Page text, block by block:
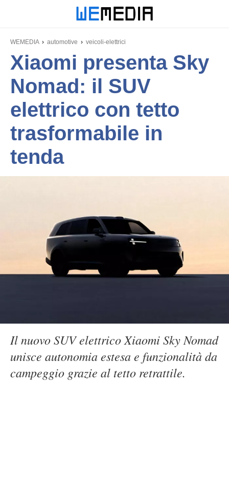
WEMEDIA automotive veicoli-elettrici
Xiaomi presenta Sky
Nomad: il SUV
elettrico con tetto
trasformabile in
tenda
Il nuovo SUV elettrico Xiaomi Sky Nomad
unisce autonomia estesa e funzionalità da
campeggio grazie al tetto retrattile.